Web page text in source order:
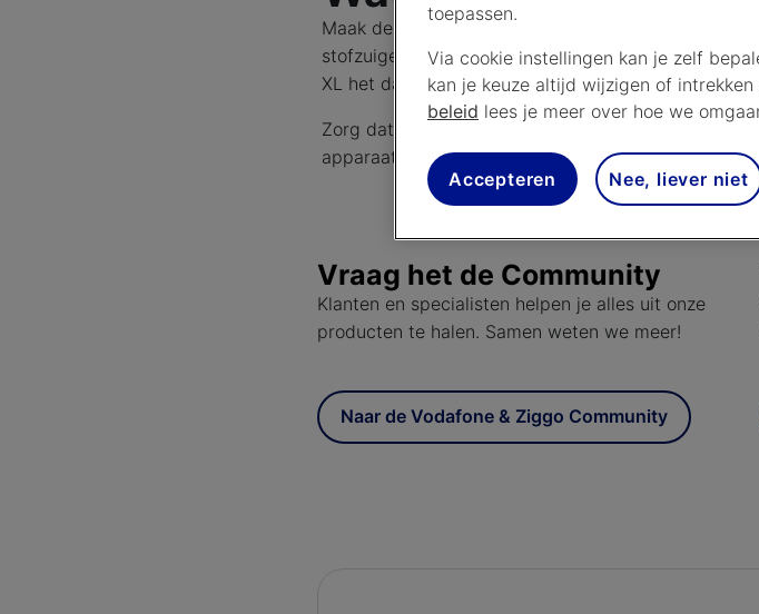
Maak de binnenkant van de mediabox schoon.
stofzuiger (op lage toeren) of kruimeldief langs de
XL het daarna weer goed doet.
Zorg dat de Mediabox XL voldoende ruimte
apparaat kan afvoeren. Zo voorkom je dat de
Vraag het de Community
Klanten en specialisten helpen je alles uit onze
producten te halen. Samen weten we meer!
Naar de Vodafone & Ziggo Community
toepassen.
Via cookie instellingen kan je zelf
kan je keuze altijd wijzigen of intrekken
beleid lees je meer over hoe we
Accepteren Nee, liever niet